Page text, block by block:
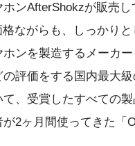
ンAfterShokzが販売
格ながらも、しっかり
ンを製造するメーカ
評価をする国内最大
、受賞したすべての
2ヶ月間使ってきた「